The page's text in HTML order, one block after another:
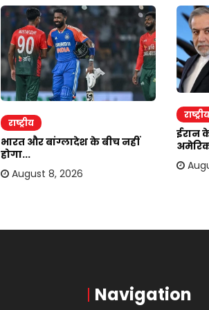
राष्ट्रीय
भारत और बांग्लादेश के बीच नहीं
होगा...
August 8, 2026
राष्ट्रीय
ईरान
Navigation